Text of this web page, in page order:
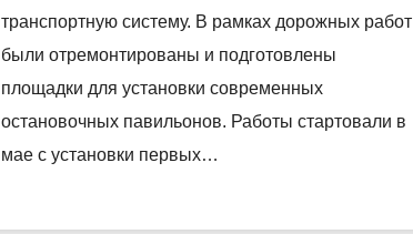
транспортную систему. В рамках дорожных работ
были отремонтированы и подготовлены
площадки для установки современных
остановочных павильонов. Работы стартовали в
мае с установки первых…